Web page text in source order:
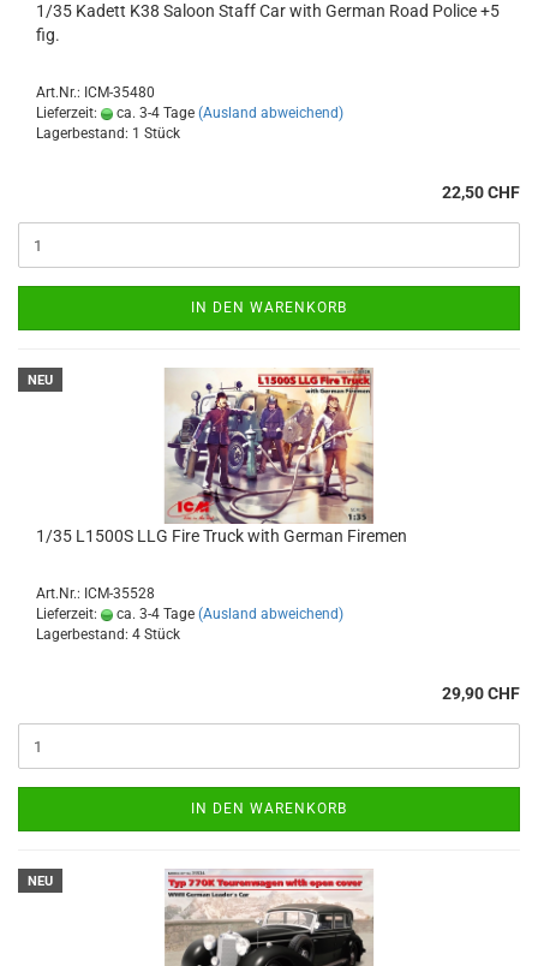
1/35 Kadett K38 Saloon Staff Car with German Road Police +5
fig.
Art.Nr.: ICM-35480
Lieferzeit:
ca. 3-4 Tage (Ausland abweichend)
Lagerbestand: 1 Stück
22,50 CHF
IN DEN WARENKORB
NEU
1/35 L1500S LLG Fire Truck with German Firemen
Art.Nr.: ICM-35528
Lieferzeit:
ca. 3-4 Tage (Ausland abweichend)
Lagerbestand: 4 Stück
29,90 CHF
IN DEN WARENKORB
NEU